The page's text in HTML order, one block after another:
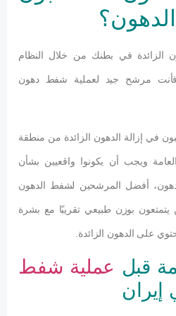
في بطنك من خلال النظام
مرشح جيد لعملية شفط دهون
إزالة الدهون الزائدة من منطقة
ويجب أن يكونوا واقعيين بشأن
أفضل المرشحين لشفط الدهون
بوزن طبيعي تقريبًا مع بشرة
على الدهون الزائدة.
قبلعملية شفط